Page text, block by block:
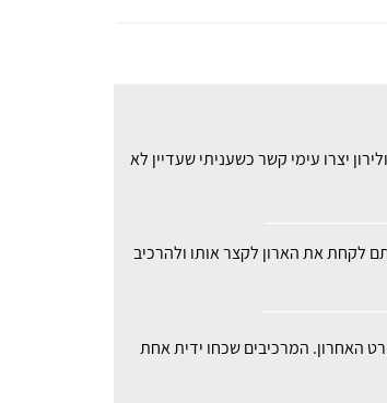
יצרו עימי קשר כשעניתי שעדיין לא
לקחת את הארון לקצר אותו ולהרכיב
האחרון. המרכיבים שכחו ידית אחת